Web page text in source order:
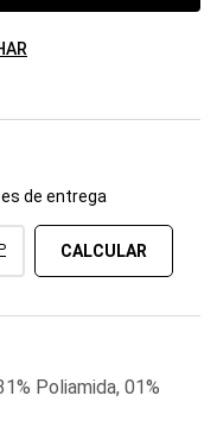
de entrega
Poliamida, 01%